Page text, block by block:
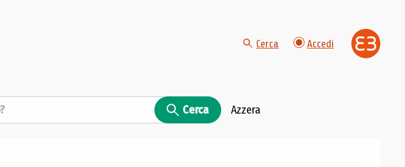
Cerca Accedi
Cerca Azzera